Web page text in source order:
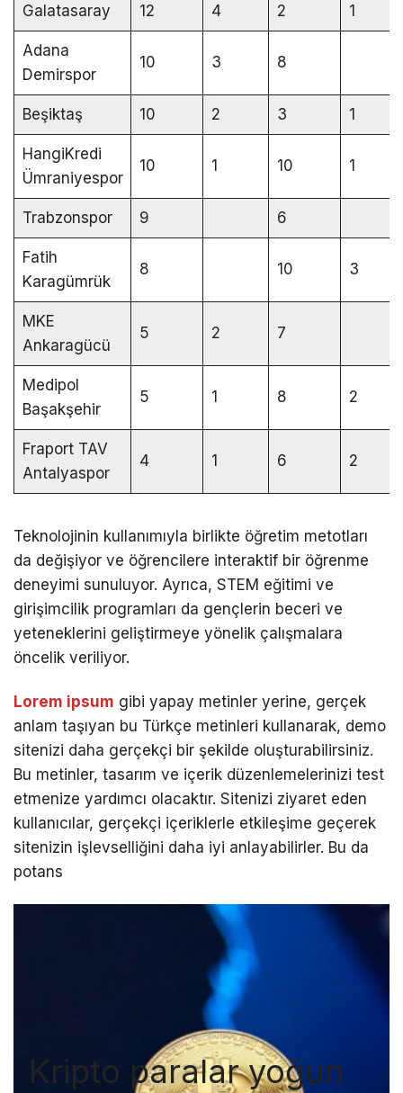
Galatasaray 12 4 2 1
Adana
Demirspor
10 3 8
Beşiktaş 10 2 3 1
HangiKredi
Ümraniyespor
10 1 10 1
Trabzonspor 9 6
Fatih
Karagümrük
8 10 3
MKE
Ankaragücü
5 2 7
Medipol
Başakşehir
5 1 8 2
Fraport TAV
Antalyaspor
4 1 6 2
Teknolojinin kullanımıyla birlikte öğretim metotları
da değişiyor ve öğrencilere interaktif bir öğrenme
deneyimi sunuluyor. Ayrıca, STEM eğitimi ve
girişimcilik programları da gençlerin beceri ve
yeteneklerini geliştirmeye yönelik çalışmalara
öncelik veriliyor.
Lorem ipsum gibi yapay metinler yerine, gerçek
anlam taşıyan bu Türkçe metinleri kullanarak, demo
sitenizi daha gerçekçi bir şekilde oluşturabilirsiniz.
Bu metinler, tasarım ve içerik düzenlemelerinizi test
etmenize yardımcı olacaktır. Sitenizi ziyaret eden
kullanıcılar, gerçekçi içeriklerle etkileşime geçerek
sitenizin işlevselliğini daha iyi anlayabilirler. Bu da
potans
Kripto paralar yoğun